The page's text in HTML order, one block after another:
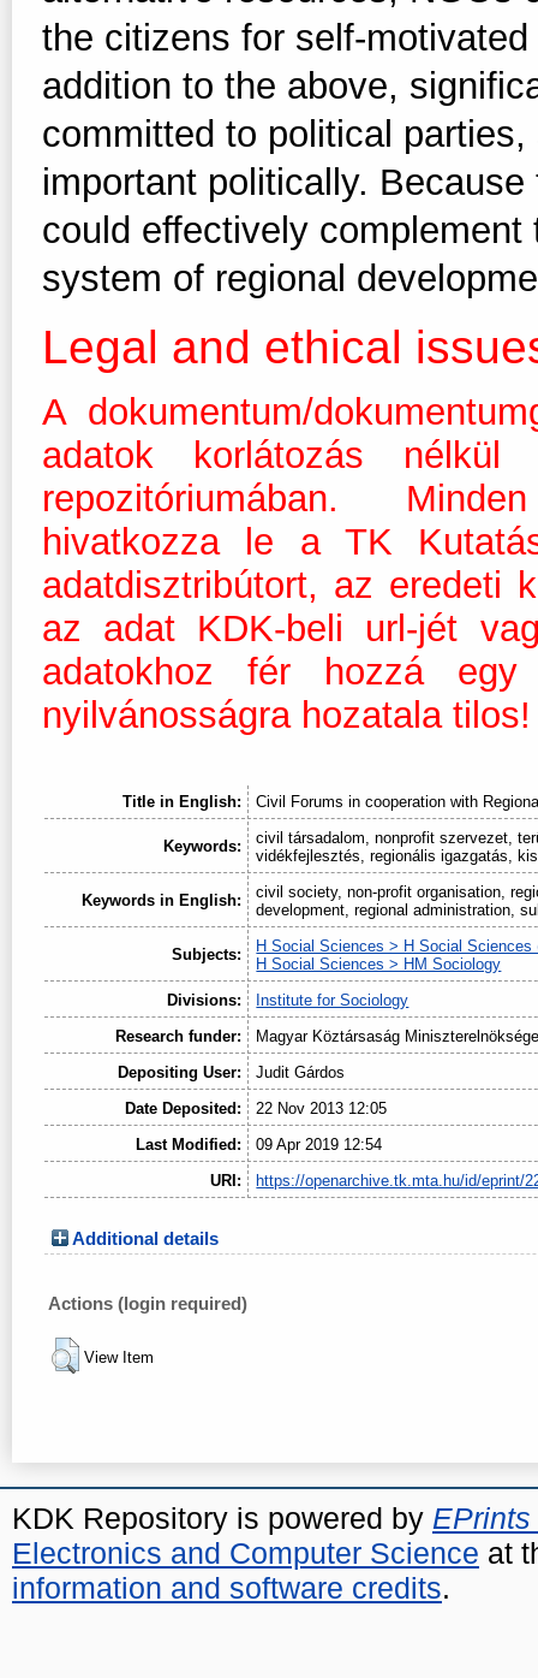
the citizens for self-
addition to the above,
committed to political
important politically.
could effectively
system of regional
Legal and ethical
A dokumentum/
adatok korlátozás nélkül
repozitóriumában.
hivatkozza le a TK
adatdisztribútort, az eredeti
az adat KDK-beli url-jét
adatokhoz fér hozzá
nyilvánosságra hozatala tilos!
Title in English: Civil Forums in cooperation with
Keywords:
civil társadalom, nonprofit szervezet,
vidékfejlesztés, regionális igazgatás,
Keywords in English:
civil society, non-profit organisation,
development, regional administration,
Subjects:
H Social Sciences > H Social Sciences
H Social Sciences > HM Sociology
Divisions:
Institute for Sociology
Research funder:
Magyar Köztársaság
Depositing User:
Judit Gárdos
Date Deposited:
22 Nov 2013 12:05
Last Modified:
09 Apr 2019 12:54
URI:
https://openarchive.tk.mta.hu/id/eprint/
Additional details
Actions (login required)
View Item
KDK Repository is powered by EPrints
Electronics and Computer Science at
information and software credits.